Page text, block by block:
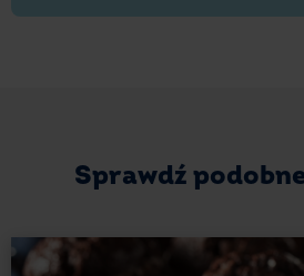
mocnym alkoholem, np.
tygodniach. Ciasto czekoladowe
Sprawdź